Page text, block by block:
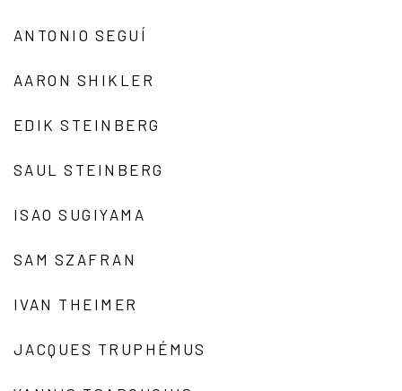
ANTONIO SEGUÍ
AARON SHIKLER
EDIK STEINBERG
SAUL STEINBERG
ISAO SUGIYAMA
SAM SZAFRAN
IVAN THEIMER
JACQUES TRUPHÉMUS